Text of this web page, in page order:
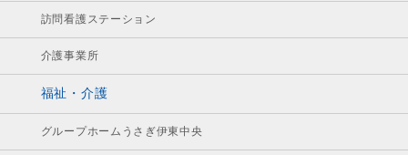
訪問看護ステーション
介護事業所
福祉・介護
グループホームうさぎ伊東中央